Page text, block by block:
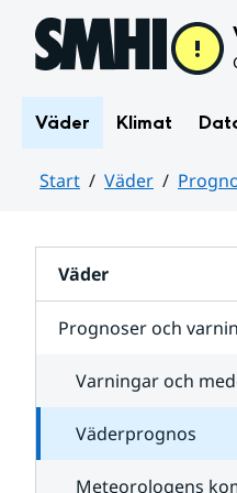
Hoppa till sidans innehåll
Väder Klimat
Start Väder
Väder
Prognoser och
Varningar och
Väderprognos
Meteorologens